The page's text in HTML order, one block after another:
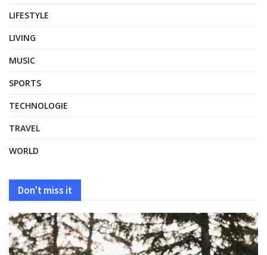
LIFESTYLE
LIVING
MUSIC
SPORTS
TECHNOLOGIE
TRAVEL
WORLD
Don't miss it